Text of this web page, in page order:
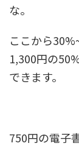
な。
ここから
1,300円の
できます。
750円の電子